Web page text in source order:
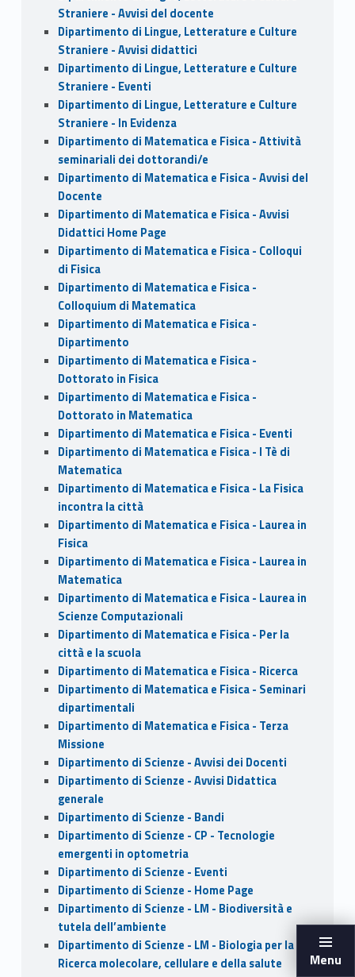
Menu
Straniere - Avvisi del docente
Dipartimento di Lingue, Letterature e Culture
Straniere - Avvisi didattici
Dipartimento di Lingue, Letterature e Culture
Straniere - Eventi
Dipartimento di Lingue, Letterature e Culture
Straniere - In Evidenza
Dipartimento di Matematica e Fisica - Attività
seminariali dei dottorandi/e
Dipartimento di Matematica e Fisica - Avvisi del
Docente
Dipartimento di Matematica e Fisica - Avvisi
Didattici Home Page
Dipartimento di Matematica e Fisica - Colloqui
di Fisica
Dipartimento di Matematica e Fisica -
Colloquium di Matematica
Dipartimento di Matematica e Fisica -
Dipartimento
Dipartimento di Matematica e Fisica -
Dottorato in Fisica
Dipartimento di Matematica e Fisica -
Dottorato in Matematica
Dipartimento di Matematica e Fisica - Eventi
Dipartimento di Matematica e Fisica - I Tè di
Matematica
Dipartimento di Matematica e Fisica - La Fisica
incontra la città
Dipartimento di Matematica e Fisica - Laurea in
Fisica
Dipartimento di Matematica e Fisica - Laurea in
Matematica
Dipartimento di Matematica e Fisica - Laurea in
Scienze Computazionali
Dipartimento di Matematica e Fisica - Per la
città e la scuola
Dipartimento di Matematica e Fisica - Ricerca
Dipartimento di Matematica e Fisica - Seminari
dipartimentali
Dipartimento di Matematica e Fisica - Terza
Missione
Dipartimento di Scienze - Avvisi dei Docenti
Dipartimento di Scienze - Avvisi Didattica
generale
Dipartimento di Scienze - Bandi
Dipartimento di Scienze - CP - Tecnologie
emergenti in optometria
Dipartimento di Scienze - Eventi
Dipartimento di Scienze - Home Page
Dipartimento di Scienze - LM - Biodiversità e
tutela dell’ambiente
Dipartimento di Scienze - LM - Biologia per la
Ricerca molecolare, cellulare e della salute